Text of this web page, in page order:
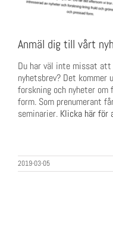
Anmäl dig till vårt
Du har väl inte missat att
nyhetsbrev? Det kommer
forskning och nyheter om
form. Som prenumerant
seminarier. Klicka här för
2019-03-05